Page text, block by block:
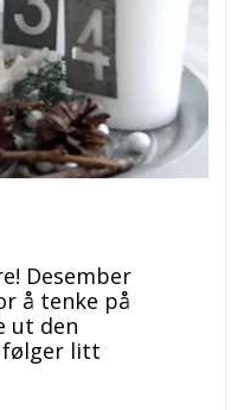
Desember
å tenke på
ut den
følger litt